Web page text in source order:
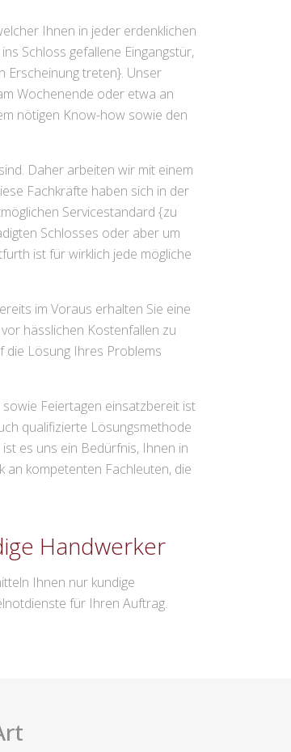
Ihnen in jeder erdenklichen
Schloss gefallene Eingangstür,
treten}. Unser
Wochenende oder etwa an
nötigen Know-how sowie den
Daher arbeiten wir mit einem
Fachkräfte haben sich in der
Servicestandard {zu
Schlosses oder aber um
ist für wirklich jede mögliche
im Voraus erhalten Sie eine
hässlichen Kostenfallen zu
die Lösung Ihres Problems
Feiertagen einsatzbereit ist
qualifizierte Lösungsmethode
es uns ein Bedürfnis, Ihnen in
an kompetenten Fachleuten, die
Handwerker
Ihnen nur kundige
für Ihren Auftrag.